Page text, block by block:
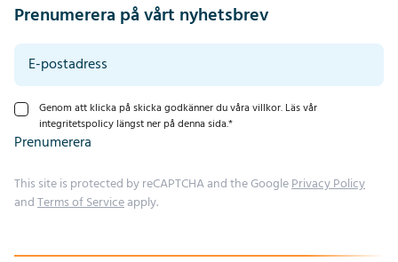
Prenumerera på vårt nyhetsbrev
Genom att klicka på skicka godkänner du våra villkor. Läs vår
integritetspolicy längst ner på denna sida.*
Prenumerera
This site is protected by reCAPTCHA and the GooglePrivacy Policy
andTerms of Serviceapply.